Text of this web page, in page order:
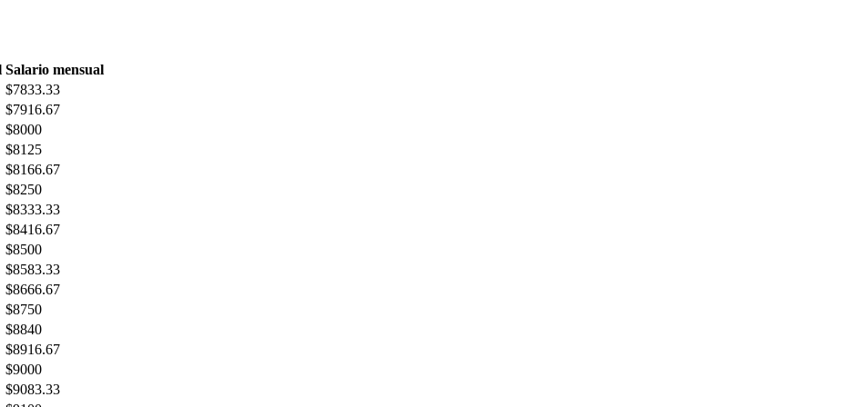
Salario mensual
$7833.33
$7916.67
$8000
$8125
$8166.67
$8250
$8333.33
$8416.67
$8500
$8583.33
$8666.67
$8750
$8840
$8916.67
$9000
$9083.33